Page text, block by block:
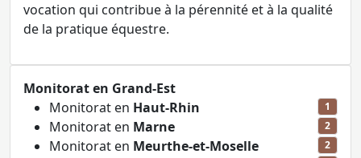
vocation qui contribue à la pérennité et à la qualité
de la pratique équestre.
Monitorat en Grand-Est
Monitorat en Haut-Rhin 1
Monitorat en Marne 2
Monitorat en Meurthe-et-Moselle 2